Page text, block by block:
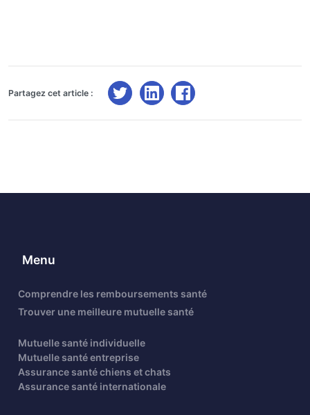
Partagez cet article :
Menu
Comprendre les remboursements santé
Trouver une meilleure mutuelle santé
Mutuelle santé individuelle
Mutuelle santé entreprise
Assurance santé chiens et chats
Assurance santé internationale